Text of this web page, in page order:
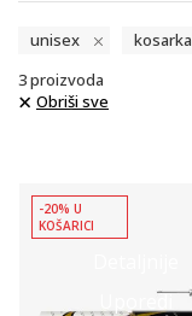
unisex
kosarka
3proizvoda
Obriši sve
Uporedi
-20% U
KOŠARICI